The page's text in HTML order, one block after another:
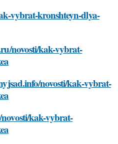
vybrat-kronshteyn-dlya-
novosti/kak-vybrat-
novosti/kak-vybrat-
kak-vybrat-